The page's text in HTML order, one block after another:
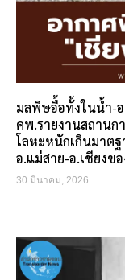
มลพิษอื้อทั้งในน้ำ-
คพ.รายงานสถานก
โลหะหนักเกินมาต
อ.แม่สาย-อ.เชียงข
30 มีนาคม, 2026